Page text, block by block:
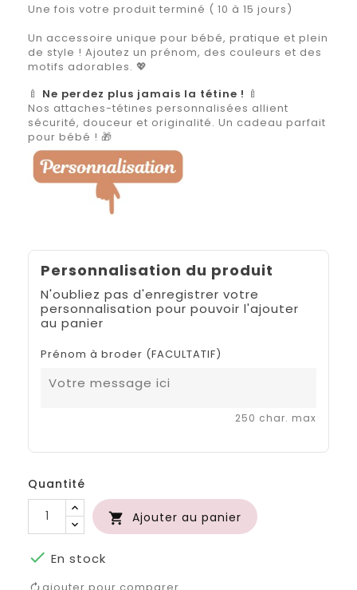
Une fois votre produit terminé ( 10 à 15 jours)
Un accessoire unique pour bébé, pratique et plein
de style ! Ajoutez un prénom, des couleurs et des
motifs adorables. 💖
🍼 Ne perdez plus jamais la tétine ! 🍼
Nos attaches-tétines personnalisées allient
sécurité, douceur et originalité. Un cadeau parfait
pour bébé ! 🎁
Personnalisation du produit
N'oubliez pas d'enregistrer votre
personnalisation pour pouvoir l'ajouter
au panier
Prénom à broder (FACULTATIF)
250 char. max
Quantité
 Ajouter au panier
 En stock